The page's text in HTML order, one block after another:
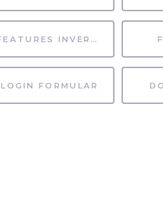
FEATURES INVERTIERT
LOGIN FORMULAR